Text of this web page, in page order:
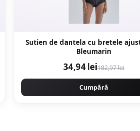
Sutien de dantela cu bretele
Bleumarin
34,94 lei182,97 lei
Cumpără